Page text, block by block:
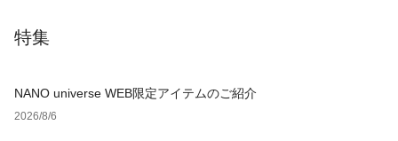
特集
NANO universe WEB限定アイテムのご紹介
2026/8/6